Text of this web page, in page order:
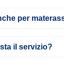
per
il servizio?